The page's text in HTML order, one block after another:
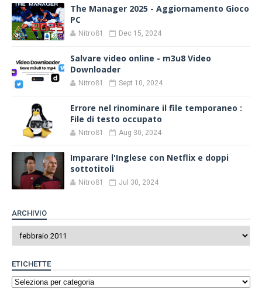
The Manager 2025 - Aggiornamento Gioco
PC
Nitro81 Dec 15, 2024
Salvare video online - m3u8 Video
Downloader
Nitro81 Sept 10, 2024
Errore nel rinominare il file temporaneo :
File di testo occupato
Nitro81 Aug 30, 2024
Imparare l'Inglese con Netflix e doppi
sottotitoli
Nitro81 Jul 30, 2024
ARCHIVIO
ETICHETTE